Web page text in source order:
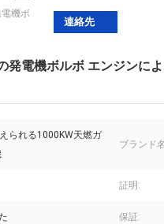
機ボ
連絡先
発電機ボルボ エンジンに
られる1000KW天燃ガ
ブランド
証明:
保証: